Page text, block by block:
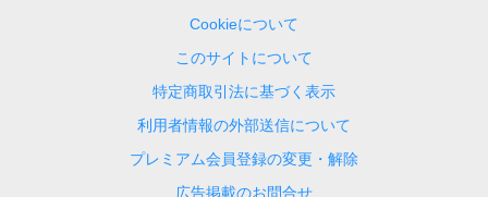
Cookieについて
このサイトについて
特定商取引法に基づく表示
利用者情報の外部送信について
プレミアム会員登録の変更・解除
広告掲載のお問合せ